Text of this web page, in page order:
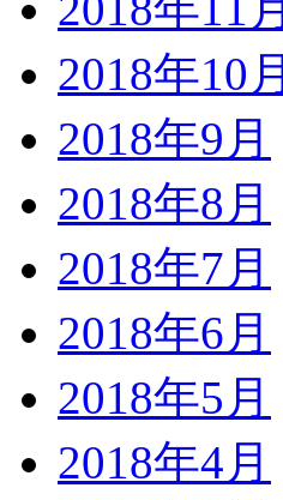
2018年10月
2018年9月
2018年8月
2018年7月
2018年6月
2018年5月
2018年4月